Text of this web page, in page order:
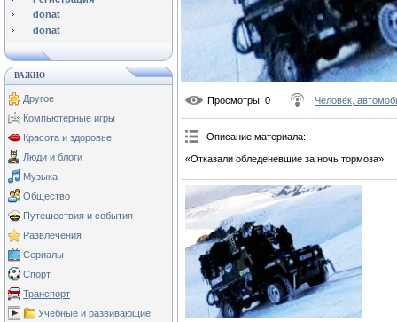
donat
donat
ВАЖНО
Другое
Компьютерные игры
Красота и здоровье
Люди и блоги
Музыка
Общество
Путешествия и события
Развлечения
Сериалы
Спорт
Транспорт
Учебные и развивающие
Просмотры: 0 Человек,
Описание материала:
«Отказали обледеневшие за ночь тормоза».